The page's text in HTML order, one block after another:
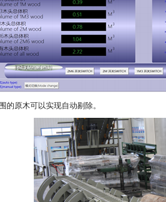
的原木可以实现自动剔除。